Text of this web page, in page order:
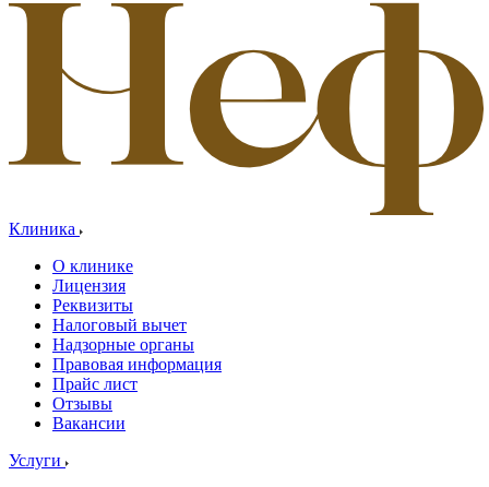
Клиника
О клинике
Лицензия
Реквизиты
Налоговый вычет
Надзорные органы
Правовая информация
Прайс лист
Отзывы
Вакансии
Услуги